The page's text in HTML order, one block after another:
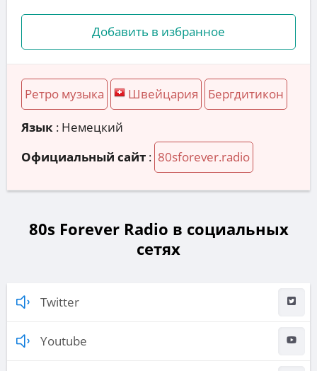
Добавить в избранное
Ретро музыка Швейцария Бергдитикон
Язык : Немецкий
Официальный сайт : 80sforever.radio
80s Forever Radio в социальных
сетях
Twitter
Youtube